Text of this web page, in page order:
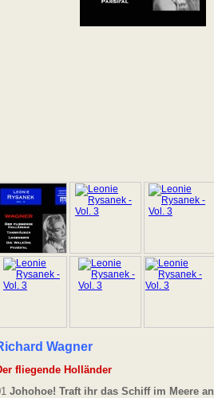
Wagner
fliegende Holländer
Johohoe! Traft ihr das Schiff im Meere an